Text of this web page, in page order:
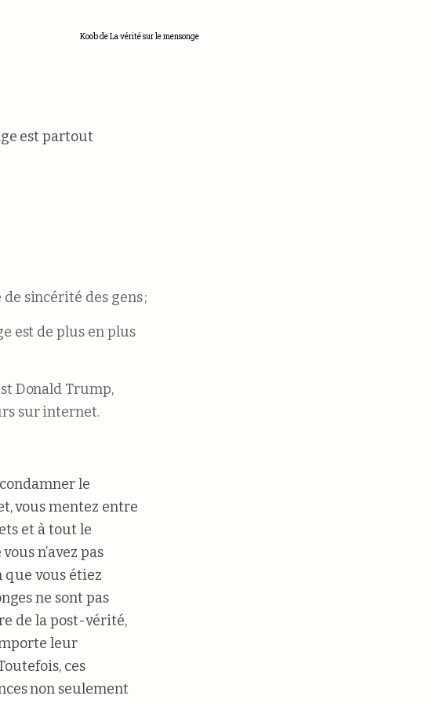
Koob de La vérité sur le mensonge
est partout
sincérité des gens ;
est de plus en plus
Donald Trump,
sur internet.
le
vous mentez entre
et à tout le
n’avez pas
que vous étiez
ne sont pas
de la post-vérité,
leur
ces
non seulement